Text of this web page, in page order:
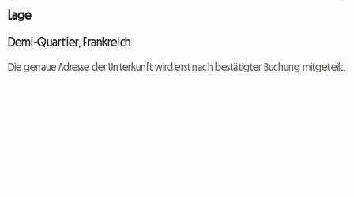
Lage
Demi-Quartier, Frankreich
Die genaue Adresse der Unterkunft wird erst nach bestätigter Buchung mitgeteilt.